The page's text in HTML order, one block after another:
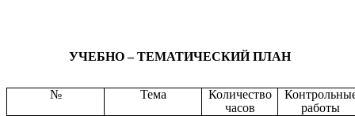
УЧЕБНО – ТЕМАТИЧЕСКИЙ ПЛАН
№ Тема
Количество
часов
работы